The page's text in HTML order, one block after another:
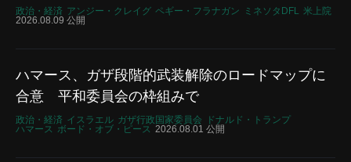
政治・経済 アンジー・クレイグ ペギー・フラナガン ミネソタDFL 米上院
2026.08.09 公開
ハマース、ガザ段階的武装解除のロードマップに
合意 平和委員会の枠組みで
政治・経済 イスラエル ガザ行政国家委員会
ドナルド・トランプ
ハマース ボード・オブ・ピース 2026.08.01 公開